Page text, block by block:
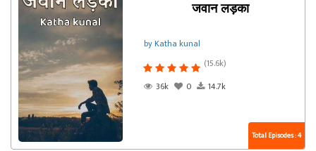
जवान लड़का
by Katha kunal
(15.6k)
36k
0 14.7k
Total Episodes : 4